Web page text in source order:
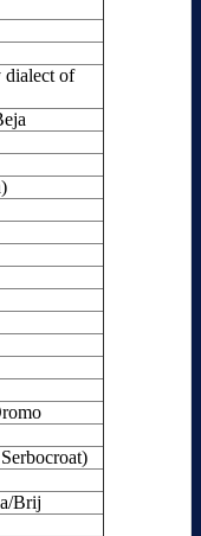
dialect of
Brij